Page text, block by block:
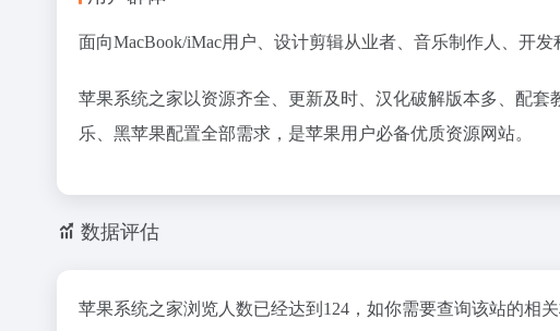
面向MacBook/iMac用户、设计剪辑从业者、音乐制作人、开
苹果系统之家以资源齐全、更新及时、汉化破解版本多、配
乐、黑苹果配置全部需求，是苹果用户必备优质资源网站。
数据评估
苹果系统之家浏览人数已经达到124，如你需要查询该站的相